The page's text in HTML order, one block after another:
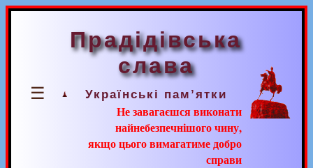
☰
Прадідівська
слава
Українські пам’ятки
Не завагаєшся виконати
найнебезпечнішого чину,
якщо цього вимагатиме добро
справи